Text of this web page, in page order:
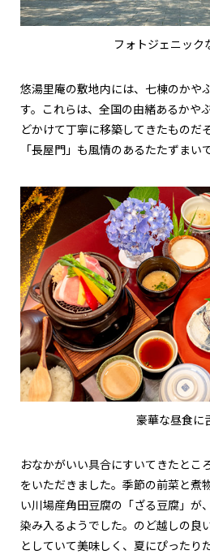
フォトジェニック
悠湯里庵の敷地内には、七棟のかや
す。これらは、全国の由緒あるかや
どかけて丁寧に移築してきたものだ
「長屋門」も風情のあるたたずまいで
豪華な昼食に
おなかがいい具合にすいてきたとこ
をいただきました。季節の前菜と煮
い川場産角田豆腐の「ざる豆腐」が
染み入るようでした。のど越しの良
としていて美味しく、夏にぴったり